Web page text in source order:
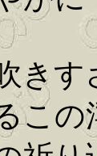
きす
の